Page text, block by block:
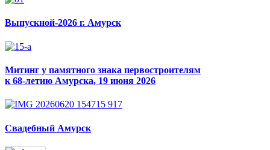
Выпускной-2026 г. Амурск
Митинг у памятного знака первостроителям
к 68-летию Амурска, 19 июня 2026
Свадебный Амурск